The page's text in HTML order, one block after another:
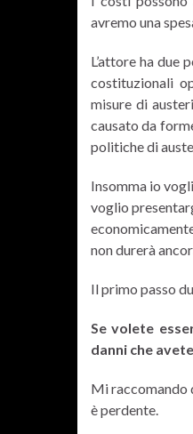
avremo una
L’attore ha due
costituzionali
misure di
causato da
politiche di
Insomma io
voglio
non durerà
Il primo passo
Se volete
danni che
Mi raccomando
è perdente.